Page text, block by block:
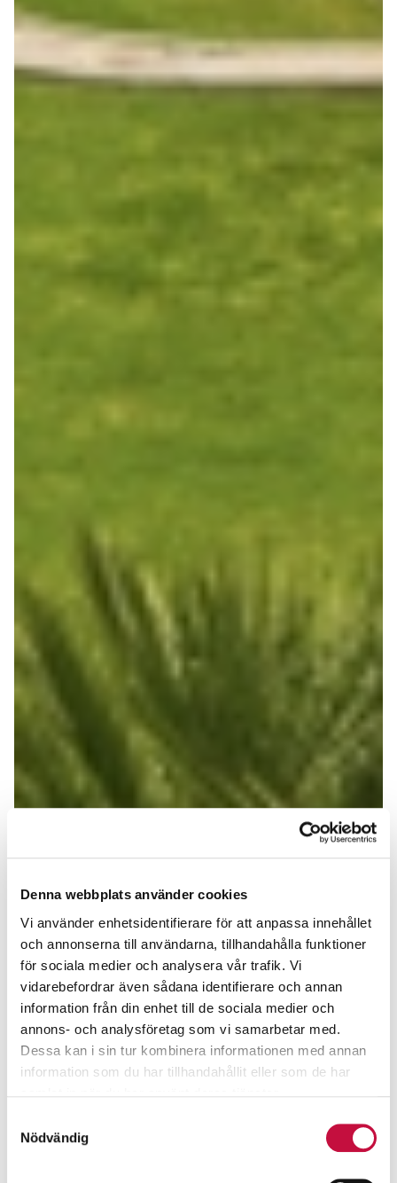
Denna webbplats använder cookies
Vi använder enhetsidentifierare för att anpassa innehållet
och annonserna till användarna, tillhandahålla funktioner
för sociala medier och analysera vår trafik. Vi
vidarebefordrar även sådana identifierare och annan
information från din enhet till de sociala medier och
annons- och analysföretag som vi samarbetar med.
Dessa kan i sin tur kombinera informationen med annan
information som du har tillhandahållit eller som de har
Nödvändig